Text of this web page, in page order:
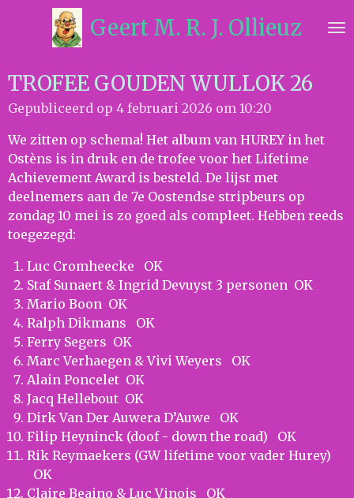
de
hoofdinhoud
Geert M. R. J. Ollieuz
TROFEE GOUDEN WULLOK 26
Gepubliceerd op 4 februari 2026 om 10:20
We zitten op schema! Het album van HUREY in het
Ostèns is in druk en de trofee voor het Lifetime
Achievement Award is besteld. De lijst met
deelnemers aan de 7e Oostendse stripbeurs op
zondag 10 mei is zo goed als compleet. Hebben reeds
toegezegd:
Luc Cromheecke OK
Staf Sunaert & Ingrid Devuyst 3 personen OK
Mario Boon OK
Ralph Dikmans OK
Ferry Segers OK
Marc Verhaegen & Vivi Weyers OK
Alain Poncelet OK
Jacq Hellebout OK
Dirk Van Der Auwera D’Auwe OK
Filip Heyninck (doof - down the road) OK
Rik Reymaekers (GW lifetime voor vader Hurey)
OK
Claire Beaino & Luc Vinois OK